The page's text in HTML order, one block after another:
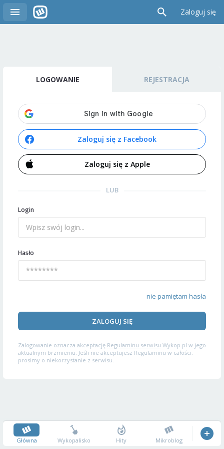
Zaloguj się
LOGOWANIE REJESTRACJA
Zaloguj się z Facebook
Zaloguj się z Apple
LUB
Login
Hasło
nie pamiętam hasła
ZALOGUJ SIĘ
Zalogowanie oznacza akceptację Regulaminu serwisu Wykop.pl w jego
aktualnym brzmieniu. Jeśli nie akceptujesz Regulaminu w całości,
prosimy o niekorzystanie z serwisu.
Główna Wykopalisko Hity Mikroblog